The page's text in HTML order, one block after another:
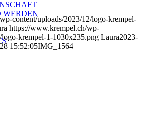
WERDEN
content/uploads/2023/12/logo-krempel-
https://www.krempel.ch/wp-
krempel-1-1030x235.png Laura2023-
15:52:05IMG_1564